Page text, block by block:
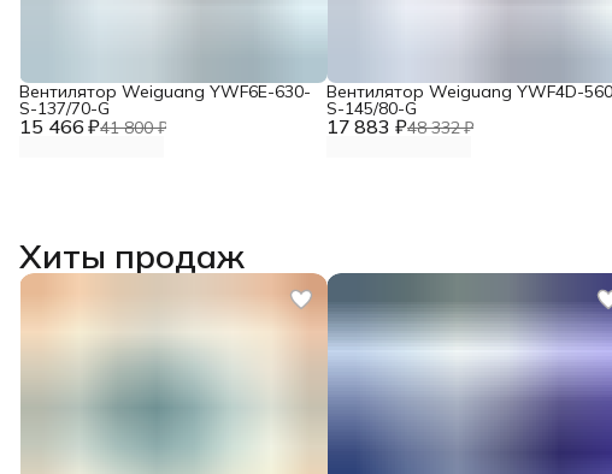
15 466 ₽41 800 ₽
Вентилятор Weiguang YWF6E-630-
S-137/70-G
17 883 ₽48 332 ₽
Вентилятор Weiguang YWF4D-
S-145/80-G
Хиты продаж